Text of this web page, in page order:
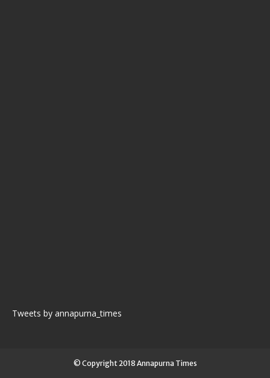
Tweets by annapurna_times
© Copyright 2018 Annapurna Times